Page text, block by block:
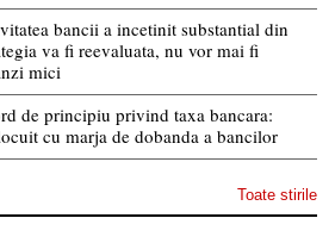
bancii a incetinit substantial din
va fi reevaluata, nu vor mai fi
mici
de principiu privind taxa bancara:
cu marja de dobanda a bancilor
Toate stirile